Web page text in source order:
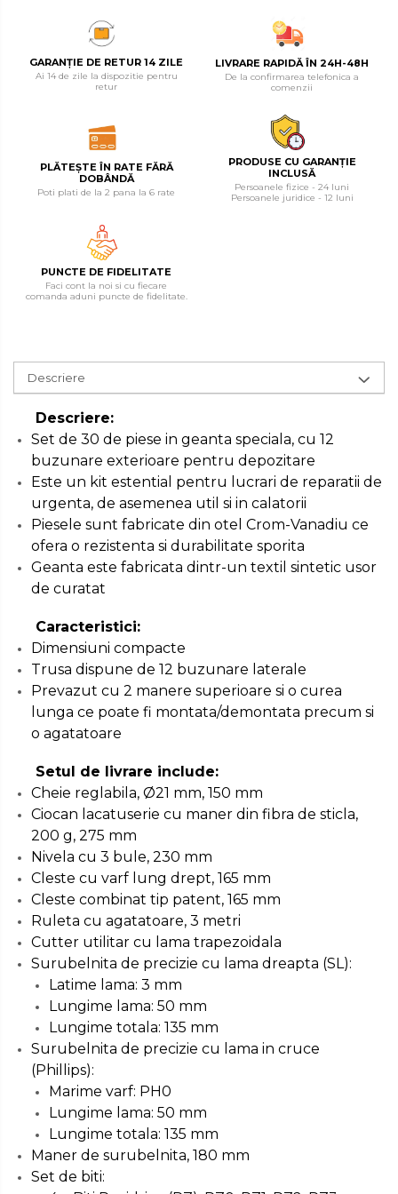
Manometru
Densimetru
Accesorii Auto
Tester Baterie Auto
Cheie Roti
Cheie Bujii
Cheie Filtru Ulei
Cric Hidraulic
Set / trusa chei tubulare
Chei Tubulare
Multimetru Digital
Bara Tractare Auto
Canistre benzina
(combustibil)
Presa Hidraulica Tinichigerie
Set Pentru Demontat Piulite
Extractor Rulmenti
Presa Hidraulica Ondulare
Cabluri
Pompa transfer lichide
Pompa Aer
Cric Manual
Ulei Hidraulic
Troliu
Palan
Cheie & Adaptor
Dinamometric
Carucior Scule
Echipamente de Siguranta
Auto
Stetoscop Auto
Tester Compresie Auto
Truse reparatii anvelope
Dispozitiv Aerisire &
Schimbare Lichid Frana
Elastice
Intretinere & Cosmetica
auto
GARANȚIE DE RETUR 14 ZILE
Ai 14 de zile la dispozitie pentru
retur
LIVRARE RAPIDĂ ÎN 24H-48H
De la confirmarea telefonica a
comenzii
PLĂTEȘTE ÎN RATE FĂRĂ
DOBÂNDĂ
Poti plati de la 2 pana la 6 rate
PRODUSE CU GARANȚIE
INCLUSĂ
Persoanele fizice - 24 luni
Persoanele juridice - 12 luni
PUNCTE DE FIDELITATE
Faci cont la noi si cu fiecare
comanda aduni puncte de fidelitate.
Descriere
Descriere:
Set de 30 de piese in geanta speciala, cu 12
buzunare exterioare pentru depozitare
Este un kit estential pentru lucrari de reparatii de
urgenta, de asemenea util si in calatorii
Piesele sunt fabricate din otel Crom-Vanadiu ce
ofera o rezistenta si durabilitate sporita
Geanta este fabricata dintr-un textil sintetic usor
de curatat
Caracteristici:
Dimensiuni compacte
Trusa dispune de 12 buzunare laterale
Prevazut cu 2 manere superioare si o curea
lunga ce poate fi montata/demontata precum si
o agatatoare
Setul de livrare include:
Cheie reglabila, Ø21 mm, 150 mm
Ciocan lacatuserie cu maner din fibra de sticla,
200 g, 275 mm
Nivela cu 3 bule, 230 mm
Cleste cu varf lung drept, 165 mm
Cleste combinat tip patent, 165 mm
Ruleta cu agatatoare, 3 metri
Cutter utilitar cu lama trapezoidala
Surubelnita de precizie cu lama dreapta (SL):
Latime lama: 3 mm
Lungime lama: 50 mm
Lungime totala: 135 mm
Surubelnita de precizie cu lama in cruce
(Phillips):
Marime varf: PH0
Lungime lama: 50 mm
Lungime totala: 135 mm
Maner de surubelnita, 180 mm
Set de biti: